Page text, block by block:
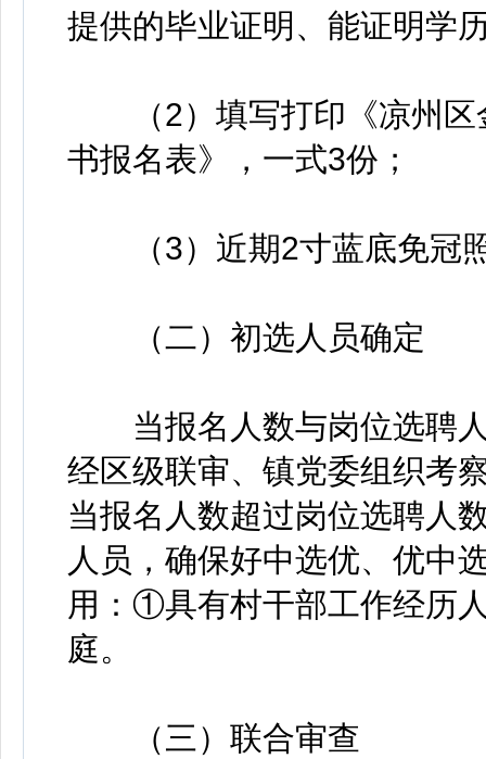
提供的毕业证明、能证明学
（2）填写打印《凉州区
书报名表》，一式3份；
（3）近期2寸蓝底免冠
（二）初选人员确定
当报名人数与岗位选聘人
经区级联审、镇党委组织考
当报名人数超过岗位选聘人
人员，确保好中选优、优中
用：①具有村干部工作经历
庭。
（三）联合审查